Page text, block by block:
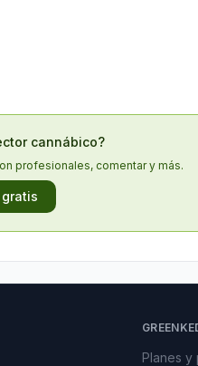
cannábico?
profesionales, comentar y más.
Planes y